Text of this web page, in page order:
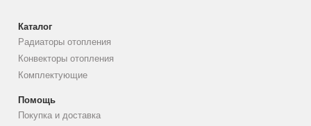
Каталог
Радиаторы отопления
Конвекторы отопления
Комплектующие
Помощь
Покупка и доставка